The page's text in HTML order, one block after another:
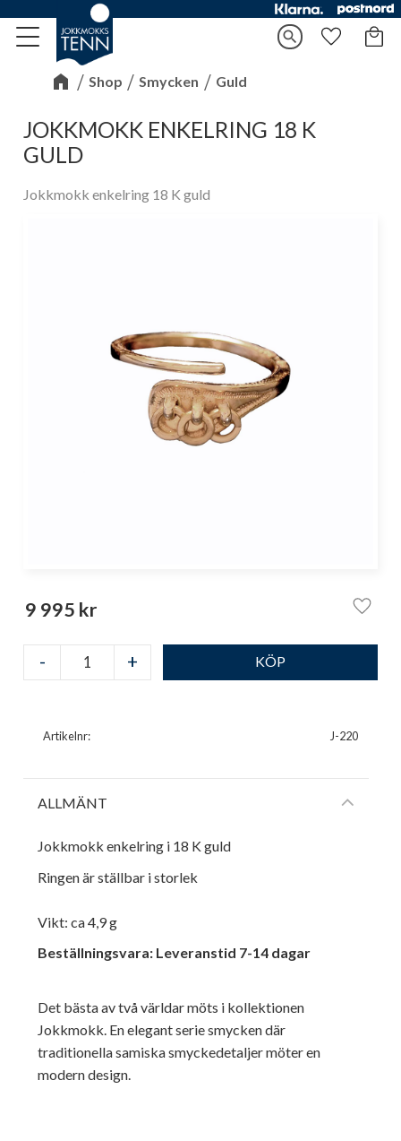
Meny search Favoriter
Shop Smycken Guld
JOKKMOKK ENKELRING 18 K
GULD
Jokkmokk enkelring 18 K guld
9 995 kr
+
-
Lägg
Artikelnr J-220
ALLMÄNT
Jokkmokk enkelring i 18 K guld
Ringen är ställbar i storlek
Vikt: ca 4,9 g
Beställningsvara: Leveranstid 7-14 dagar
Det bästa av två världar möts i kollektionen
Jokkmokk. En elegant serie smycken där
traditionella samiska smyckedetaljer möter en
modern design.